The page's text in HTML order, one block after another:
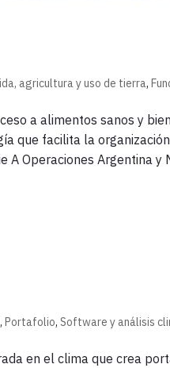
agricultura y uso de tierra,
a alimentos sanos y
que facilita la
A Operaciones Argentina y
,Portafolio,Software y análisis
en el clima que crea